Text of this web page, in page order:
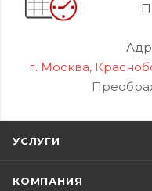
г. Москва,
УСЛУГИ
КОМПАНИЯ